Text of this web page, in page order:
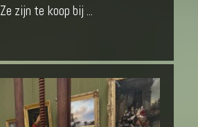
zijn te koop bij ...